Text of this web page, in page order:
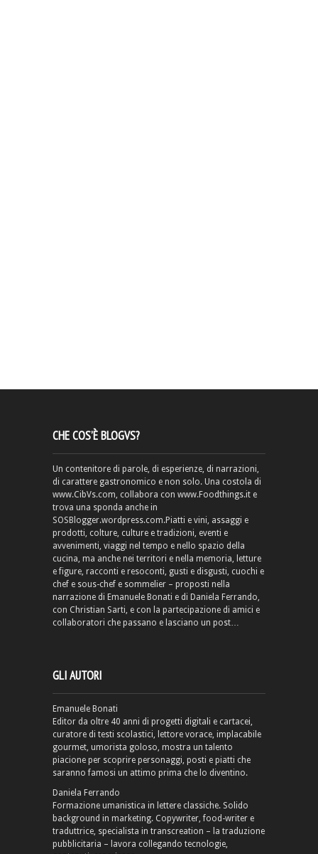
CHE COS’È BLOGVS?
Un contenitore di parole, di esperienze, di narrazioni,
di carattere gastronomico e non solo. Una costola di
www.CibVs.com, collabora con www.Foodthings.it e
trova una sponda anche in
SOSBlogger.wordpress.com.Piatti e vini, assaggi e
prodotti, colture, culture e tradizioni, eventi e
avvenimenti, viaggi nel tempo e nello spazio della
cucina, ma anche nei territori e nella memoria, letture
e figure, racconti e resoconti, gusti e disgusti, cuochi e
chef e sous-chef e sommelier – proposti nella
narrazione di Emanuele Bonati e di Daniela Ferrando,
con Christian Sarti, e con la partecipazione di amici e
collaboratori che passano e lasciano un post…
GLI AUTORI
Emanuele Bonati
Editor da oltre 40 anni di progetti digitali e cartacei,
curatore di testi scolastici, lettore vorace, implacabile
gourmet, umorista goloso, mostra un talento
piacione per scoprire personaggi, posti e piatti che
saranno famosi un attimo prima che lo diventino.
Daniela Ferrando
Formazione umanistica in lettere classiche. Solido
background in marketing. Copywriter, food-writer e
traduttrice, specialista in transcreation – la traduzione
pubblicitaria – lavora collegando tecnologie,